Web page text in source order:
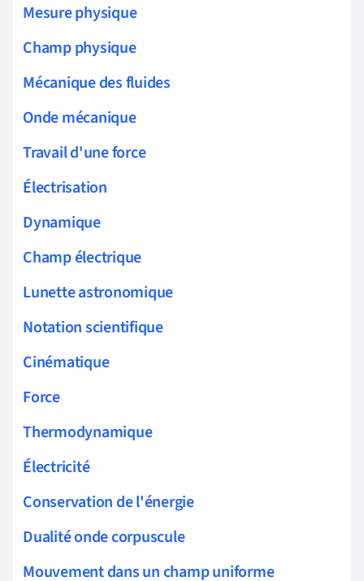
Mesure physique
Champ physique
Mécanique des fluides
Onde mécanique
Travail d'une force
Électrisation
Dynamique
Champ électrique
Lunette astronomique
Notation scientifique
Cinématique
Force
Thermodynamique
Électricité
Conservation de l'énergie
Dualité onde corpuscule
Mouvement dans un champ uniforme